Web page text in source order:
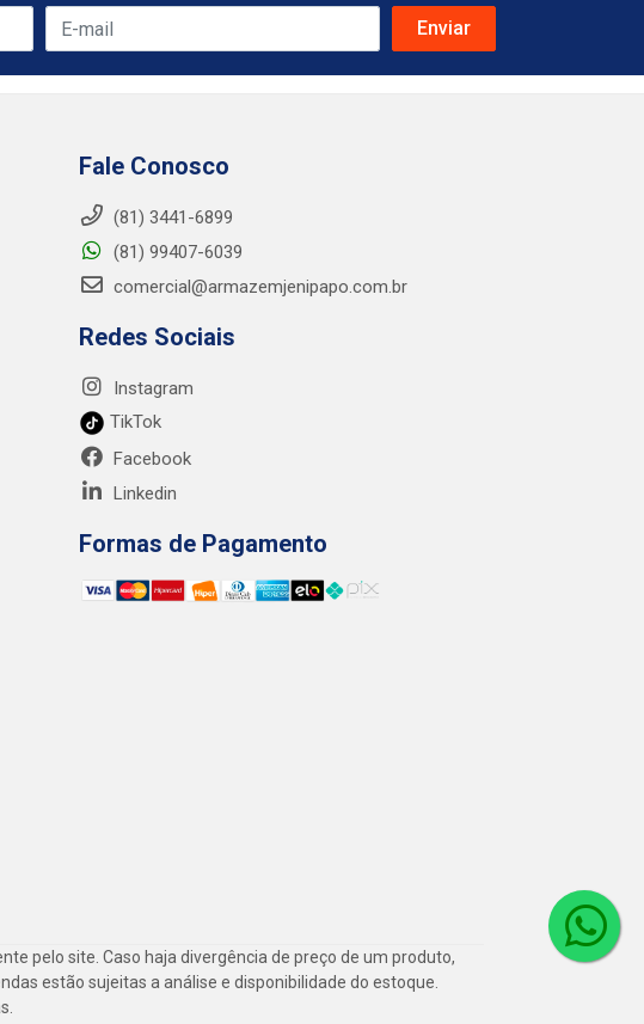
Fale Conosco
(81) 3441-6899
(81) 99407-6039
comercial@armazemjenipapo.com.br
Redes Sociais
Instagram
TikTok
Facebook
Linkedin
Formas de Pagamento
pelo site. Caso haja divergência de preço de um produto,
estão sujeitas a análise e disponibilidade do estoque.